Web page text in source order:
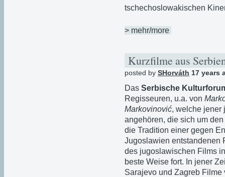
tschechoslowakischen
> mehr/more
Kurzfilme aus
posted by SHorváth 17 years
Das Serbische
Regisseuren, u.a. von
Markovinović, welche jener
angehören, die sich um den
die Tradition einer gegen
Jugoslawien entstandenen
des jugoslawischen Films
beste Weise fort. In jener
Sarajevo und Zagreb